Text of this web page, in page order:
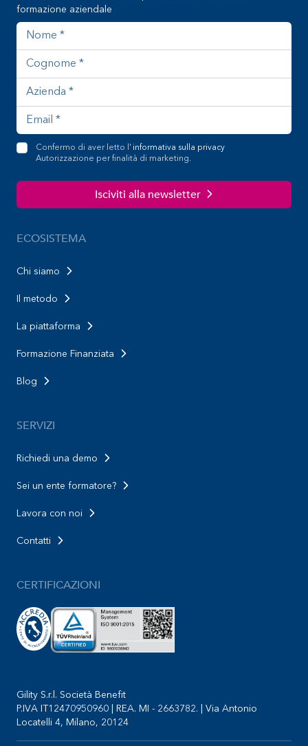
formazione aziendale
Nome
Cognome
Azienda
Indirizzo email
Confermo di aver letto l' informativa sulla privacy
Autorizzazione per finalità di marketing.
Isciviti alla newsletter
ECOSISTEMA
Chi siamo
Il metodo
La piattaforma
Formazione Finanziata
Blog
SERVIZI
Richiedi una demo
Sei un ente formatore?
Lavora con noi
Contatti
CERTIFICAZIONI
Gility S.r.l. Società Benefit
P.IVA IT12470950960 | REA. MI - 2663782. | Via Antonio
Locatelli 4, Milano, 20124